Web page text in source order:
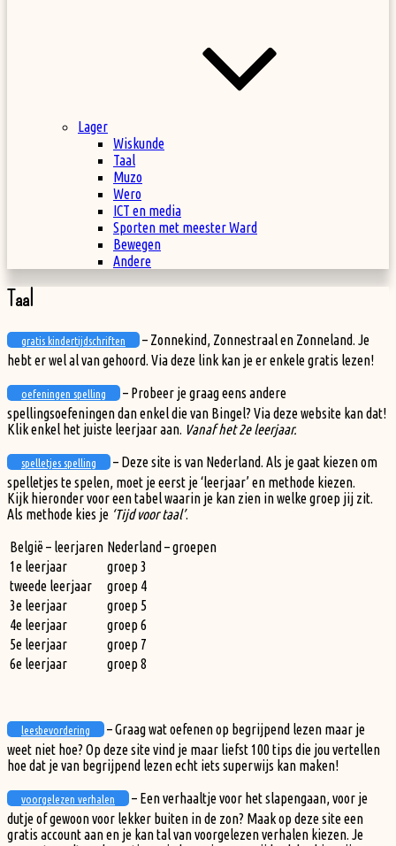
Lager
Wiskunde
Taal
Muzo
Wero
ICT en media
Sporten met meester Ward
Bewegen
Andere
Taal
gratis kindertijdschriften
– Zonnekind, Zonnestraal en Zonneland. Je
hebt er wel al van gehoord. Via deze link kan je er enkele gratis lezen!
oefeningen spelling
– Probeer je graag eens andere
spellingsoefeningen dan enkel die van Bingel? Via deze website kan dat!
Klik enkel het juiste leerjaar aan. Vanaf het 2e leerjaar.
spelletjes spelling
– Deze site is van Nederland. Als je gaat kiezen om
spelletjes te spelen, moet je eerst je ‘leerjaar’ en methode kiezen.
Kijk hieronder voor een tabel waarin je kan zien in welke groep jij zit.
Als methode kies je ‘Tijd voor taal’.
België – leerjaren Nederland – groepen
1e leerjaar
groep 3
tweede leerjaar
groep 4
3e leerjaar
groep 5
4e leerjaar
groep 6
5e leerjaar
groep 7
6e leerjaar
groep 8
leesbevordering
– Graag wat oefenen op begrijpend lezen maar je
weet niet hoe? Op deze site vind je maar liefst 100 tips die jou vertellen
hoe dat je van begrijpend lezen echt iets superwijs kan maken!
voorgelezen verhalen
– Een verhaaltje voor het slapengaan, voor je
dutje of gewoon voor lekker buiten in de zon? Maak op deze site een
gratis account aan en je kan tal van voorgelezen verhalen kiezen. Je